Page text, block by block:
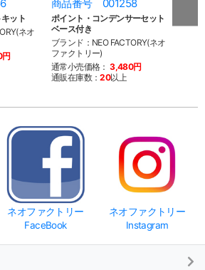
ット
ネオ
商品番号 001258
ポイント・コンデンサーセット
ベース付き
ブランド：NEO FACTORY(ネオ
ファクトリー)
通常小売価格： 3,480円
通販在庫数：20以上
ネオファクトリー
FaceBook
ネオファクトリー
Instagram